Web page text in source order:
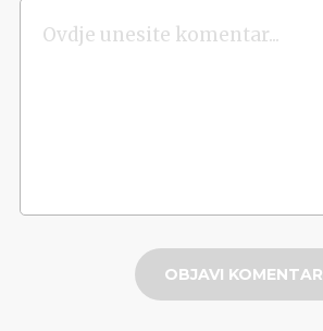
OBJAVI KOMENTAR